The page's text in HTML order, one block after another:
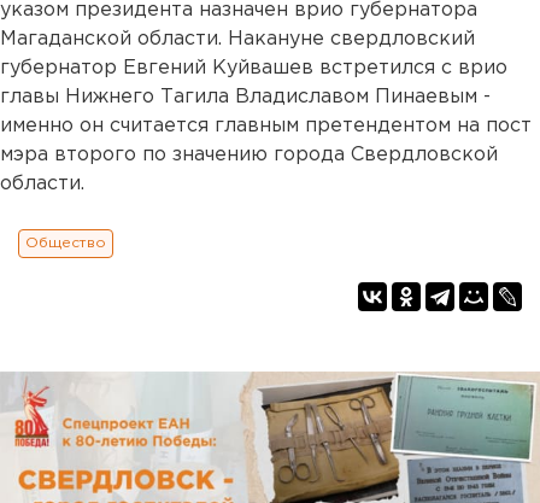
указом президента назначен врио губернатора
Магаданской области. Накануне свердловский
губернатор Евгений Куйвашев встретился с врио
главы Нижнего Тагила Владиславом Пинаевым -
именно он считается главным претендентом на пост
мэра второго по значению города Свердловской
области.
Общество